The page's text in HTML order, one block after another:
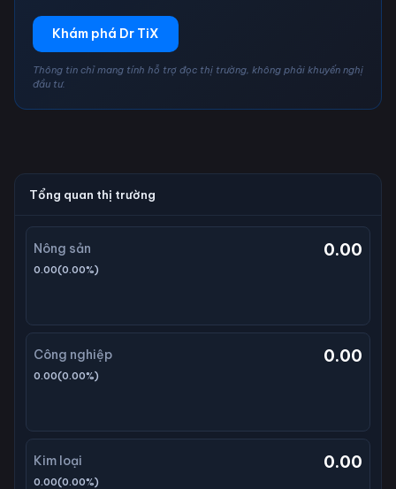
Khám phá Dr TiX
Thông tin chỉ mang tính hỗ trợ đọc thị trường, không phải khuyến nghị
đầu tư.
Tổng quan thị trường
Nông sản 0.00
0.00(0.00%)
Công nghiệp 0.00
0.00(0.00%)
Kim loại 0.00
0.00(0.00%)